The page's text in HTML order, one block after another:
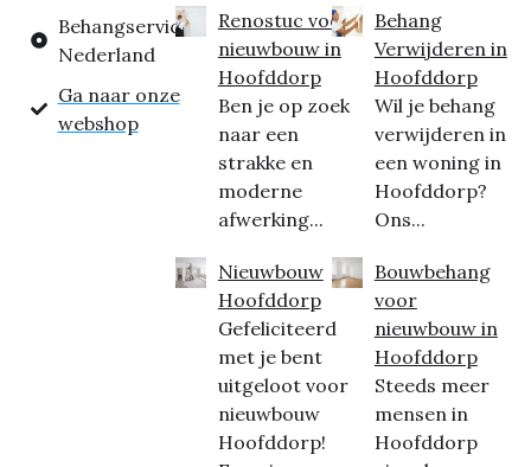
Behangservice
Nederland
Ga naar onze
webshop
Renostuc voor
nieuwbouw in
Hoofddorp
Ben je op zoek
naar een
strakke en
moderne
afwerking...
Nieuwbouw
Hoofddorp
Gefeliciteerd
met je bent
uitgeloot voor
nieuwbouw
Hoofddorp!
Behang
Verwijderen in
Hoofddorp
Wil je behang
verwijderen in
een woning in
Hoofddorp?
Ons...
Bouwbehang
voor
nieuwbouw in
Hoofddorp
Steeds meer
mensen in
Hoofddorp